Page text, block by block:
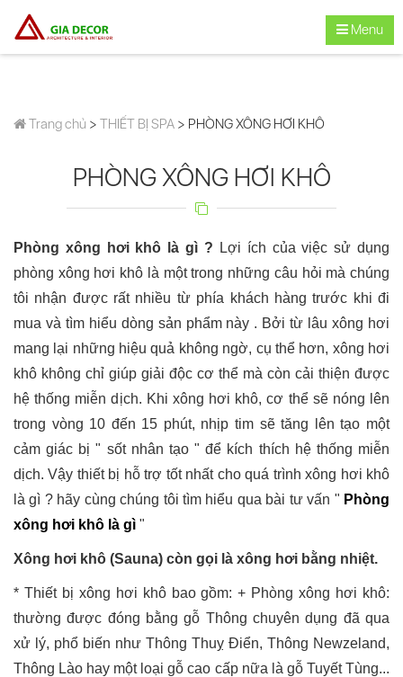
Menu
Trang chủ > THIẾT BỊ SPA > PHÒNG XÔNG HƠI KHÔ
PHÒNG XÔNG HƠI KHÔ
Phòng xông hơi khô là gì ? Lợi ích của việc sử dụng
phòng xông hơi khô là một trong những câu hỏi mà chúng
tôi nhận được rất nhiều từ phía khách hàng trước khi đi
mua và tìm hiểu dòng sản phẩm này . Bởi từ lâu xông hơi
mang lại những hiệu quả không ngờ, cụ thể hơn, xông hơi
khô không chỉ giúp giải độc cơ thể mà còn cải thiện được
hệ thống miễn dịch. Khi xông hơi khô, cơ thể sẽ nóng lên
trong vòng 10 đến 15 phút, nhịp tim sẽ tăng lên tạo một
cảm giác bị " sốt nhân tạo " để kích thích hệ thống miễn
dịch. Vậy thiết bị hỗ trợ tốt nhất cho quá trình xông hơi khô
là gì ? hãy cùng chúng tôi tìm hiểu qua bài tư vấn " Phòng
xông hơi khô là gì "
Xông hơi khô (Sauna) còn gọi là xông hơi bằng nhiệt.
* Thiết bị xông hơi khô bao gồm: + Phòng xông hơi khô:
thường được đóng bằng gỗ Thông chuyên dụng đã qua
xử lý, phổ biến như Thông Thuỵ Điển, Thông Newzeland,
Thông Lào hay một loại gỗ cao cấp nữa là gỗ Tuyết Tùng...